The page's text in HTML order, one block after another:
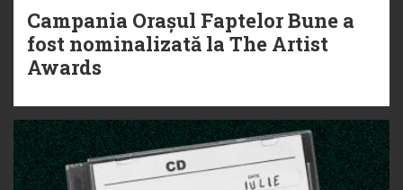
Campania Orașul Faptelor Bune a
fost nominalizată la The Artist
Awards